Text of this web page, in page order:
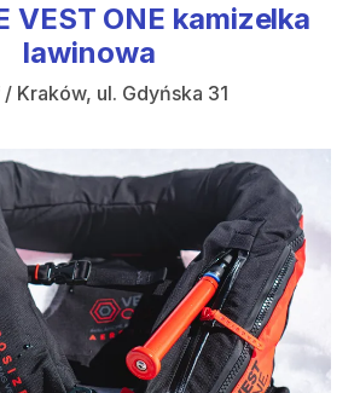
VEST ONE kamizelka
lawinowa
Kraków, ul. Gdyńska 31